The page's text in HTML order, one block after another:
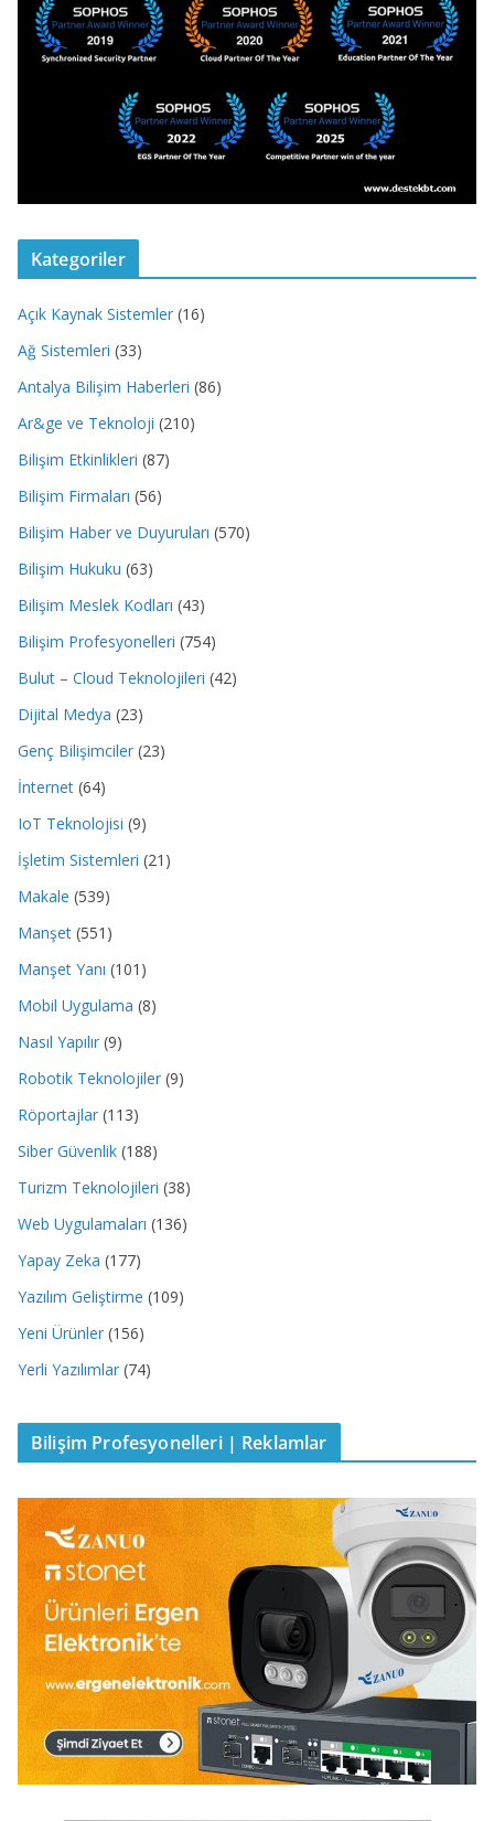
Kategoriler
Açık Kaynak Sistemler (16)
Ağ Sistemleri (33)
Antalya Bilişim Haberleri (86)
Ar&ge ve Teknoloji (210)
Bilişim Etkinlikleri (87)
Bilişim Firmaları (56)
Bilişim Haber ve Duyuruları (570)
Bilişim Hukuku (63)
Bilişim Meslek Kodları (43)
Bilişim Profesyonelleri (754)
Bulut – Cloud Teknolojileri (42)
Dijital Medya (23)
Genç Bilişimciler (23)
İnternet (64)
IoT Teknolojisi (9)
İşletim Sistemleri (21)
Makale (539)
Manşet (551)
Manşet Yanı (101)
Mobil Uygulama (8)
Nasıl Yapılır (9)
Robotik Teknolojiler (9)
Röportajlar (113)
Siber Güvenlik (188)
Turizm Teknolojileri (38)
Web Uygulamaları (136)
Yapay Zeka (177)
Yazılım Geliştirme (109)
Yeni Ürünler (156)
Yerli Yazılımlar (74)
Bilişim Profesyonelleri | Reklamlar